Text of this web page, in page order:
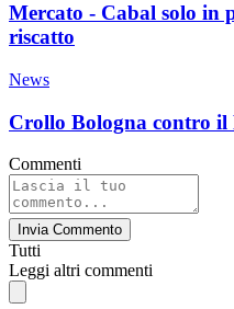
Mercato - Cabal solo in
riscatto
News
Crollo Bologna contro
Commenti
Invia Commento
Tutti
Leggi altri commenti